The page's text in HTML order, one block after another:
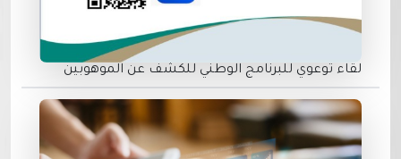
لقاء توعوي للبرنامج الوطني للكشف عن الموهوبين